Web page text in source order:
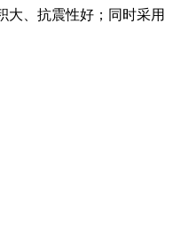
大、抗震性好；同时采用